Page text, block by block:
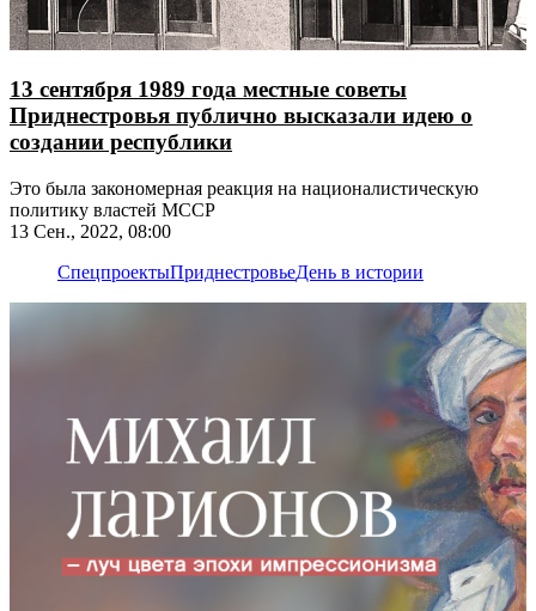
13 сентября 1989 года местные советы
Приднестровья публично высказали идею о
создании республики
Это была закономерная реакция на националистическую
политику властей МССР
13 Сен., 2022, 08:00
СпецпроектыПриднестровьеДень в истории